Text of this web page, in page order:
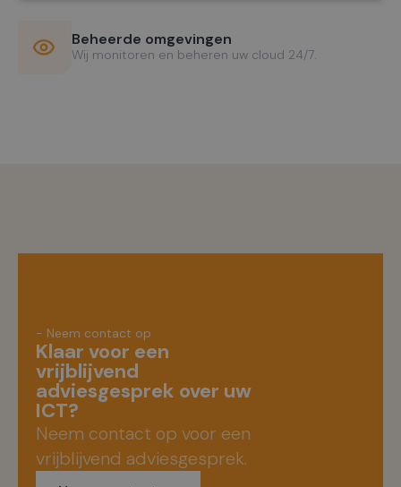
Beheerde omgevingen
Wij monitoren en beheren uw cloud 24/7.
- Neem contact op
Klaar voor een
vrijblijvend
adviesgesprek over uw
ICT?
Neem contact op voor een
vrijblijvend adviesgesprek.